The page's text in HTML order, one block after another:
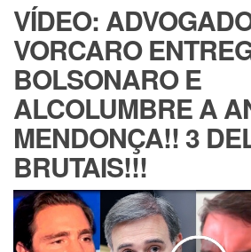
VÍDEO:
VORCARO
BOLSONARO E
ALCOLUMBRE A
MENDONÇA!! 3
BRUTAIS!!!